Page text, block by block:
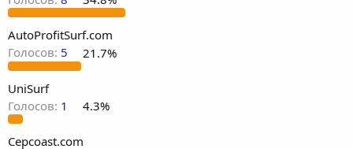
м
а
а
AutoProfitSurf.com
Голосов: 5 21.7%
UniSurf
Голосов: 1 4.3%
Cepcoast.com